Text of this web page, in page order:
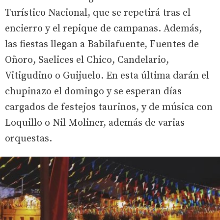
Turístico Nacional, que se repetirá tras el
encierro y el repique de campanas. Además,
las fiestas llegan a Babilafuente, Fuentes de
Oñoro, Saelices el Chico, Candelario,
Vitigudino o Guijuelo. En esta última darán el
chupinazo el domingo y se esperan días
cargados de festejos taurinos, y de música con
Loquillo o Nil Moliner, además de varias
orquestas.